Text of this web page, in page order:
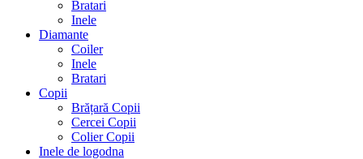
Bratari
Inele
Diamante
Coiler
Inele
Bratari
Copii
Brățară Copii
Cercei Copii
Colier Copii
Inele de logodna